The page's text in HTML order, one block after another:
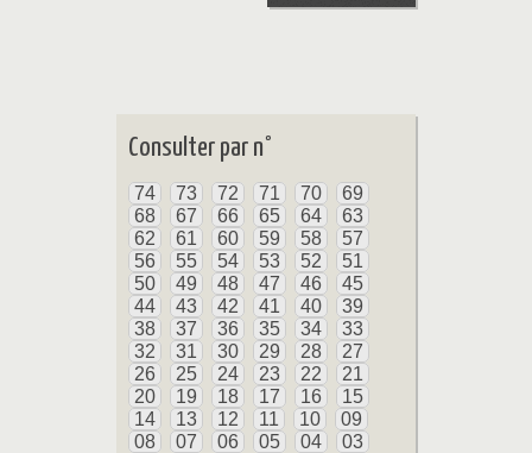
Consulter par n°
74 73 72 71 70
69
68
67 66 65 64
63
62
61 60 59 58
57
56
55 54 53 52
51
50
49 48 47 46
45
44
43 42 41 40
39
38
37 36 35 34
33
32
31 30 29 28
27
26
25 24 23 22
21
20
19 18 17 16
15
14
13 12 11 10
09
08
07 06 05 04
03